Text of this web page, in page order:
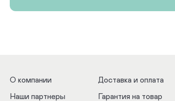
О компании
Наши партнеры
Доставка и оплата
Гарантия на товар